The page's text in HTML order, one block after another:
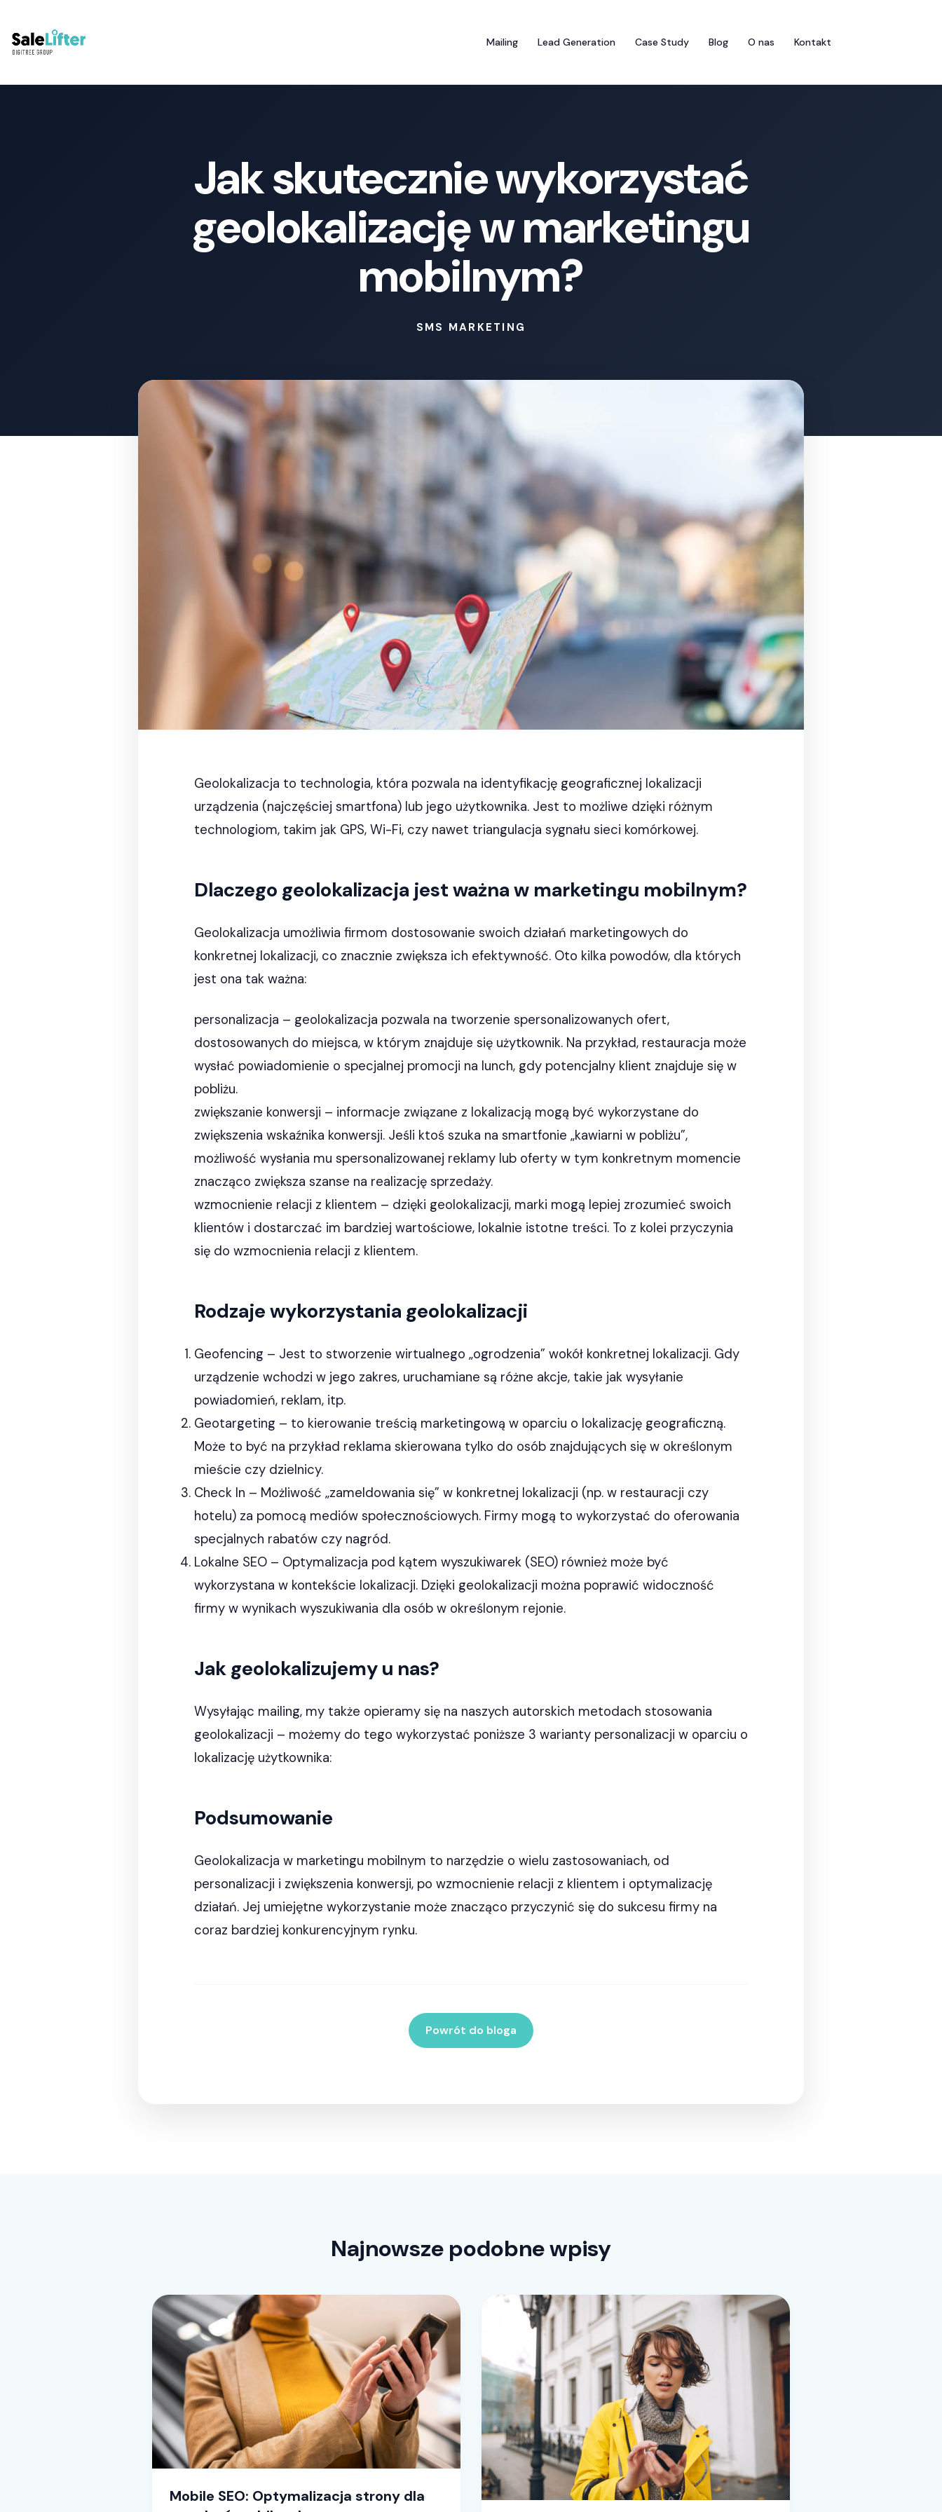
Mailing Lead Generation Case Study Blog O nas Kontakt
Jak skutecznie wykorzystać
geolokalizację w marketingu
mobilnym?
SMS MARKETING
Geolokalizacja to technologia, która pozwala na identyfikację geograficznej lokalizacji
urządzenia (najczęściej smartfona) lub jego użytkownika. Jest to możliwe dzięki różnym
technologiom, takim jak GPS, Wi-Fi, czy nawet triangulacja sygnału sieci komórkowej.
Dlaczego geolokalizacja jest ważna w marketingu mobilnym?
Geolokalizacja umożliwia firmom dostosowanie swoich działań marketingowych do
konkretnej lokalizacji, co znacznie zwiększa ich efektywność. Oto kilka powodów, dla których
jest ona tak ważna:
personalizacja – geolokalizacja pozwala na tworzenie spersonalizowanych ofert,
dostosowanych do miejsca, w którym znajduje się użytkownik. Na przykład, restauracja może
wysłać powiadomienie o specjalnej promocji na lunch, gdy potencjalny klient znajduje się w
pobliżu.
zwiększanie konwersji – informacje związane z lokalizacją mogą być wykorzystane do
zwiększenia wskaźnika konwersji. Jeśli ktoś szuka na smartfonie „kawiarni w pobliżu”,
możliwość wysłania mu spersonalizowanej reklamy lub oferty w tym konkretnym momencie
znacząco zwiększa szanse na realizację sprzedaży.
wzmocnienie relacji z klientem – dzięki geolokalizacji, marki mogą lepiej zrozumieć swoich
klientów i dostarczać im bardziej wartościowe, lokalnie istotne treści. To z kolei przyczynia
się do wzmocnienia relacji z klientem.
Rodzaje wykorzystania geolokalizacji
Geofencing – Jest to stworzenie wirtualnego „ogrodzenia” wokół konkretnej lokalizacji. Gdy
urządzenie wchodzi w jego zakres, uruchamiane są różne akcje, takie jak wysyłanie
powiadomień, reklam, itp.
Geotargeting – to kierowanie treścią marketingową w oparciu o lokalizację geograficzną.
Może to być na przykład reklama skierowana tylko do osób znajdujących się w określonym
mieście czy dzielnicy.
Check In – Możliwość „zameldowania się” w konkretnej lokalizacji (np. w restauracji czy
hotelu) za pomocą mediów społecznościowych. Firmy mogą to wykorzystać do oferowania
specjalnych rabatów czy nagród.
Lokalne SEO – Optymalizacja pod kątem wyszukiwarek (SEO) również może być
wykorzystana w kontekście lokalizacji. Dzięki geolokalizacji można poprawić widoczność
firmy w wynikach wyszukiwania dla osób w określonym rejonie.
Jak geolokalizujemy u nas?
Wysyłając mailing, my także opieramy się na naszych autorskich metodach stosowania
geolokalizacji – możemy do tego wykorzystać poniższe 3 warianty personalizacji w oparciu o
lokalizację użytkownika:
Podsumowanie
Geolokalizacja w marketingu mobilnym to narzędzie o wielu zastosowaniach, od
personalizacji i zwiększenia konwersji, po wzmocnienie relacji z klientem i optymalizację
działań. Jej umiejętne wykorzystanie może znacząco przyczynić się do sukcesu firmy na
coraz bardziej konkurencyjnym rynku.
Powrót do bloga
Najnowsze podobne wpisy
Mobile SEO: Optymalizacja strony dla